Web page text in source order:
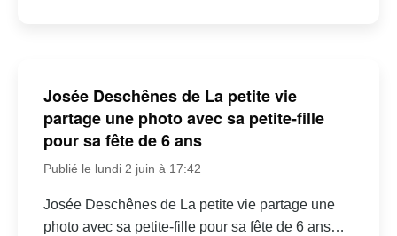
Josée Deschênes de La petite vie
partage une photo avec sa petite-fille
pour sa fête de 6 ans
Publié le lundi 2 juin à 17:42
Josée Deschênes de La petite vie partage une
photo avec sa petite-fille pour sa fête de 6 ans…